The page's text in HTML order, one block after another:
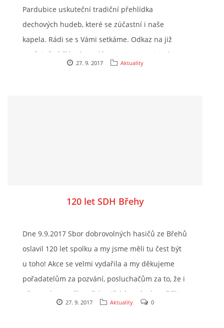
Pardubice uskuteční tradiční přehlídka
dechových hudeb, které se zúčastní i naše
kapela. Rádi se s Vámi setkáme. Odkaz na již
uveřejněný článek s celým programem je zde:
27. 9. 2017 Aktuality
120 let SDH Břehy
Dne 9.9.2017 Sbor dobrovolných hasičů ze Břehů
oslavil 120 let spolku a my jsme měli tu čest být
u toho! Akce se velmi vydařila a my děkujeme
pořadatelům za pozvání, posluchačům za to, že i
přes malou spršku při hasičském zásahu přišli,
zůstali a bavili se s námi, a SDH Břehy přejeme
27. 9. 2017 Aktuality 0